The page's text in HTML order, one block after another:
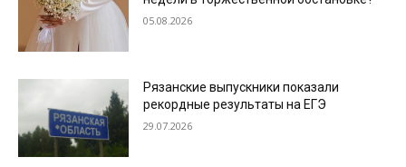
05.08.2026
Рязанские выпускники показали
рекордные результаты на ЕГЭ
29.07.2026